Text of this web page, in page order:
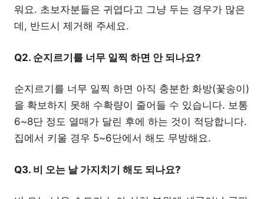
워요. 초보자분들은 귀엽다고 그냥 두는 경우가 많은
데, 반드시 제거해 주세요.
Q2. 순지르기를 너무 일찍 하면 안 되나요?
순지르기를 너무 일찍 하면 아직 충분한 화방(꽃송이)
을 확보하지 못해 수확량이 줄어들 수 있습니다. 보통
6~8단 정도 열매가 달린 후에 하는 것이 적당합니다.
집에서 키울 경우 5~6단에서 해도 무방해요.
Q3. 비 오는 날 가지치기 해도 되나요?